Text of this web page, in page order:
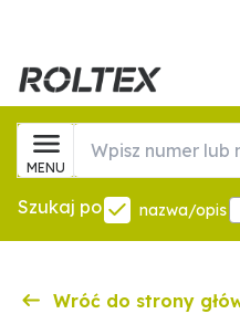
MENU
Szukaj po nazwa/opis
Wróć do strony